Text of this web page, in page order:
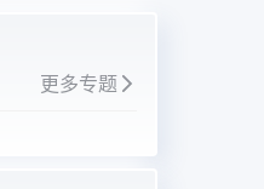
更多专题